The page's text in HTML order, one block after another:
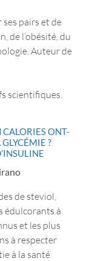
pairs et de
de l’obésité, du
Auteur de
scientifiques.
CALORIES ONT-
?
de steviol,
édulcorants à
et les plus
à respecter
à la santé